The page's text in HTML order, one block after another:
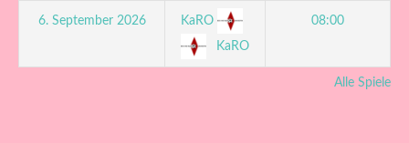
6. September 2026
KaRO
KaRO
08:00
Alle Spiele